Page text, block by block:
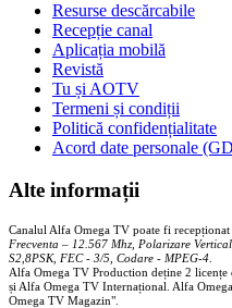
Resurse descărcabile
Recepție canal
Aplicația mobilă
Revistă
Tu și AOTV
Termeni și condiții
Politică confidențialitate
Acord date personale
Alte informații
Canalul Alfa Omega TV poate fi
Frecventa – 12.567 Mhz, Polarizare Vertica
S2,8PSK, FEC - 3/5, Codare - MPEG-4
Alfa Omega TV Production deține 2
și Alfa Omega TV Internațional. Alfa
Omega TV Magazin".